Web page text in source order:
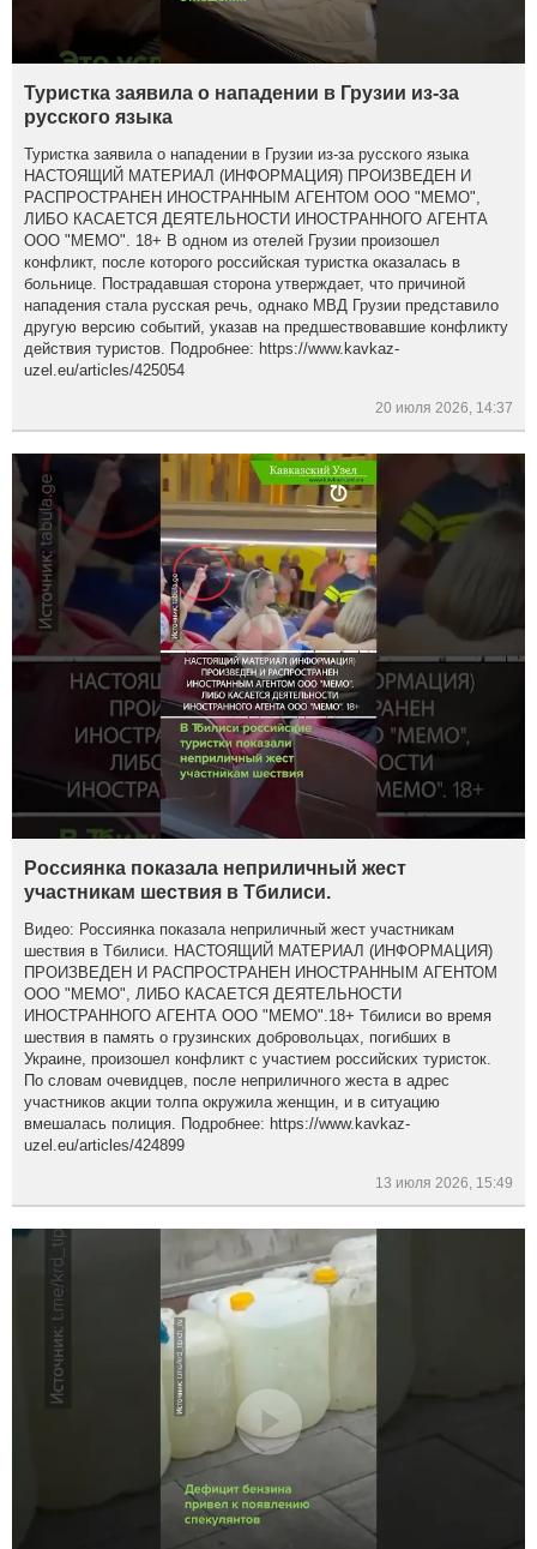
Туристка заявила о нападении в Грузии из-за
русского языка
Туристка заявила о нападении в Грузии из-за русского языка
НАСТОЯЩИЙ МАТЕРИАЛ (ИНФОРМАЦИЯ) ПРОИЗВЕДЕН И
РАСПРОСТРАНЕН ИНОСТРАННЫМ АГЕНТОМ ООО "МЕМО",
ЛИБО КАСАЕТСЯ ДЕЯТЕЛЬНОСТИ ИНОСТРАННОГО АГЕНТА
ООО "МЕМО". 18+ В одном из отелей Грузии произошел
конфликт, после которого российская туристка оказалась в
больнице. Пострадавшая сторона утверждает, что причиной
нападения стала русская речь, однако МВД Грузии представило
другую версию событий, указав на предшествовавшие конфликту
действия туристов. Подробнее: https://www.kavkaz-
uzel.eu/articles/425054
20 июля 2026, 14:37
Россиянка показала неприличный жест
участникам шествия в Тбилиси.
Видео: Россиянка показала неприличный жест участникам
шествия в Тбилиси. НАСТОЯЩИЙ МАТЕРИАЛ (ИНФОРМАЦИЯ)
ПРОИЗВЕДЕН И РАСПРОСТРАНЕН ИНОСТРАННЫМ АГЕНТОМ
ООО "МЕМО", ЛИБО КАСАЕТСЯ ДЕЯТЕЛЬНОСТИ
ИНОСТРАННОГО АГЕНТА ООО "МЕМО".18+ Тбилиси во время
шествия в память о грузинских добровольцах, погибших в
Украине, произошел конфликт с участием российских туристок.
По словам очевидцев, после неприличного жеста в адрес
участников акции толпа окружила женщин, и в ситуацию
вмешалась полиция. Подробнее: https://www.kavkaz-
uzel.eu/articles/424899
13 июля 2026, 15:49